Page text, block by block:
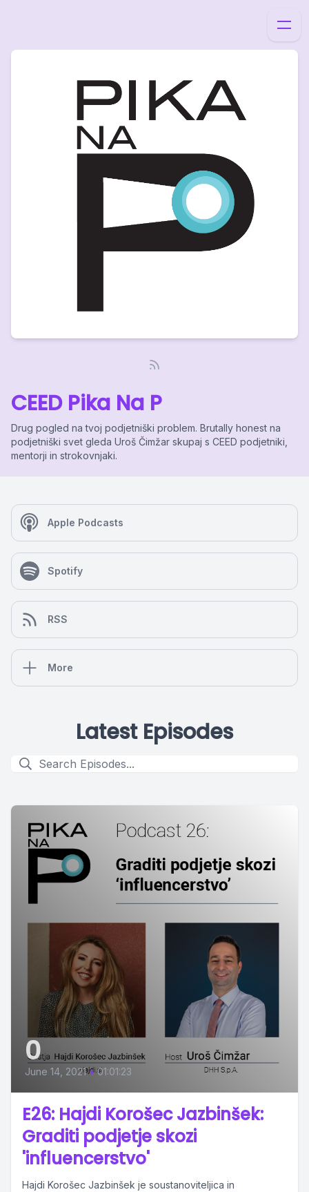
CEED Pika Na P
Drug pogled na tvoj podjetniški problem. Brutally honest na
podjetniški svet gleda Uroš Čimžar skupaj s CEED podjetniki,
mentorji in strokovnjaki.
Apple Podcasts
Spotify
RSS
More
Latest Episodes
0
June 14, 2021 • 01:01:23
E26: Hajdi Korošec Jazbinšek:
Graditi podjetje skozi
'influencerstvo'
Hajdi Korošec Jazbinšek je soustanoviteljica in